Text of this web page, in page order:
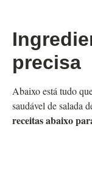
precisa
Abaixo está tudo
saudável de salada
receitas abaixo